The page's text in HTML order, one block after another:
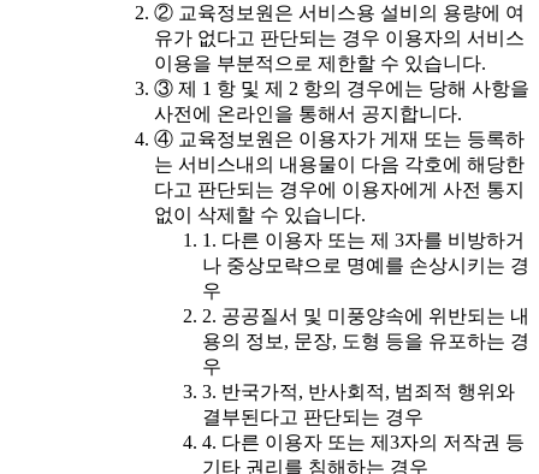
② 교육정보원은 서비스용 설비의 용량에 여
유가 없다고 판단되는 경우 이용자의 서비스
이용을 부분적으로 제한할 수 있습니다.
③ 제 1 항 및 제 2 항의 경우에는 당해 사항을
사전에 온라인을 통해서 공지합니다.
④ 교육정보원은 이용자가 게재 또는 등록하
는 서비스내의 내용물이 다음 각호에 해당한
다고 판단되는 경우에 이용자에게 사전 통지
없이 삭제할 수 있습니다.
1. 다른 이용자 또는 제 3자를 비방하거
나 중상모략으로 명예를 손상시키는 경
우
2. 공공질서 및 미풍양속에 위반되는 내
용의 정보, 문장, 도형 등을 유포하는 경
우
3. 반국가적, 반사회적, 범죄적 행위와
결부된다고 판단되는 경우
4. 다른 이용자 또는 제3자의 저작권 등
기타 권리를 침해하는 경우